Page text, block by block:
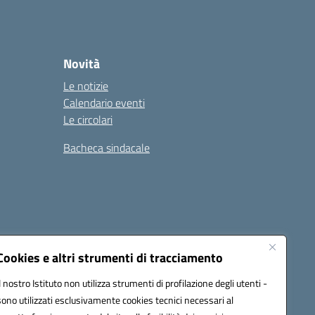
e altri strumenti di tracciamento
nostro Istituto non utilizza strumenti di profilazione degli utenti -
utilizzati esclusivamente cookies tecnici necessari al
Novità
Le notizie
Calendario eventi
Le circolari
Bacheca sindacale
Seguici su: